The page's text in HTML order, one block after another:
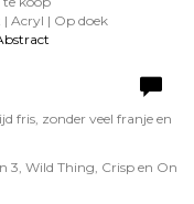
Acryl | Op doek
fris, zonder veel franje en
3, Wild Thing, Crisp en On